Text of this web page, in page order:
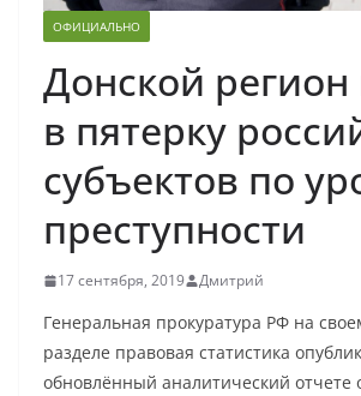
ОФИЦИАЛЬНО
Донской
в пятерку
субъектов по
преступности
17 сентября, 2019 Дмитрий
Генеральная прокуратура РФ на
разделе правовая статистика
обновлённый аналитический отчете